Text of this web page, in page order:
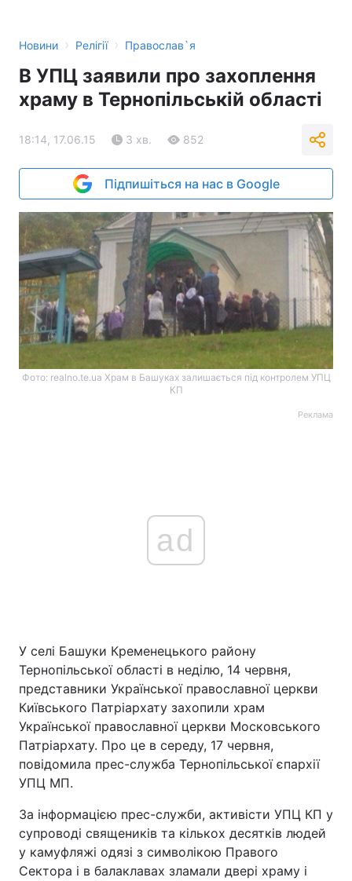
Новини › Релігії › Православ`я
В УПЦ заявили про захоплення
храму в Тернопільській області
18:14, 17.06.15 3 хв. 852
Підпишіться на нас в Google
Фото: realno.te.ua Храм в Башуках залишається під контролем УПЦ
КП
Реклама
ad
У селі Башуки Кременецького району
Тернопільської області в неділю, 14 червня,
представники Української православної церкви
Київського Патріархату захопили храм
Української православної церкви Московського
Патріархату. Про це в середу, 17 червня,
повідомила прес-служба Тернопільської єпархії
УПЦ МП.
За інформацією прес-служби, активісти УПЦ КП у
супроводі священиків та кількох десятків людей
у ​​камуфляжі одязі з символікою Правого
Сектора і в балаклавах зламали двері храму і